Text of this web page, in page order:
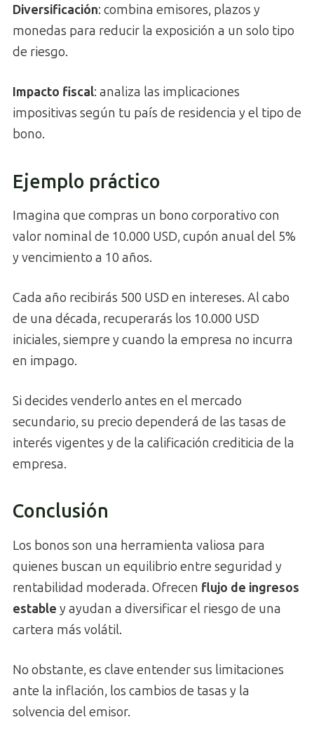
Diversificación: combina emisores, plazos y
monedas para reducir la exposición a un solo tipo
de riesgo.
Impacto fiscal: analiza las implicaciones
impositivas según tu país de residencia y el tipo de
bono.
Ejemplo práctico
Imagina que compras un bono corporativo con
valor nominal de 10.000 USD, cupón anual del 5%
y vencimiento a 10 años.
Cada año recibirás 500 USD en intereses. Al cabo
de una década, recuperarás los 10.000 USD
iniciales, siempre y cuando la empresa no incurra
en impago.
Si decides venderlo antes en el mercado
secundario, su precio dependerá de las tasas de
interés vigentes y de la calificación crediticia de la
empresa.
Conclusión
Los bonos son una herramienta valiosa para
quienes buscan un equilibrio entre seguridad y
rentabilidad moderada. Ofrecen flujo de ingresos
estable y ayudan a diversificar el riesgo de una
cartera más volátil.
No obstante, es clave entender sus limitaciones
ante la inflación, los cambios de tasas y la
solvencia del emisor.